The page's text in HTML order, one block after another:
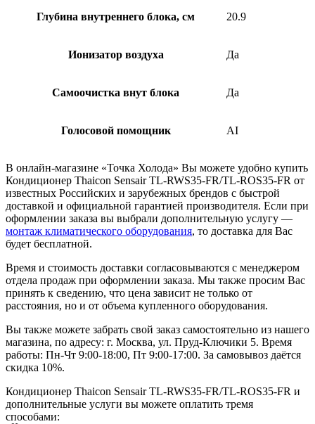
Глубина внутреннего блока, см 20.9
Ионизатор воздуха Да
Самоочистка внут блока Да
Голосовой помощник AI
В онлайн-магазине «Точка Холода» Вы можете удобно купить
Кондиционер Thaicon Sensair TL-RWS35-FR/TL-ROS35-FR от
известных Российских и зарубежных брендов с быстрой
доставкой и официальной гарантией производителя. Если при
оформлении заказа вы выбрали дополнительную услугу —
монтаж климатического оборудования, то доставка для Вас
будет бесплатной.
Время и стоимость доставки согласовываются с менеджером
отдела продаж при оформлении заказа. Мы также просим Вас
принять к сведению, что цена зависит не только от
расстояния, но и от объема купленного оборудования.
Вы также можете забрать свой заказ самостоятельно из нашего
магазина, по адресу: г. Москва, ул. Пруд-Ключики 5. Время
работы: Пн-Чт 9:00-18:00, Пт 9:00-17:00. За самовывоз даётся
скидка 10%.
Кондиционер Thaicon Sensair TL-RWS35-FR/TL-ROS35-FR и
дополнительные услуги вы можете оплатить тремя
способами: